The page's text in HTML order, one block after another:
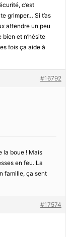
c’est
grimper… Si t’as
attendre un peu
et n’hésite
fois ça aide à
#16792
la boue ! Mais
en feu. La
famille, ça sent
#17574